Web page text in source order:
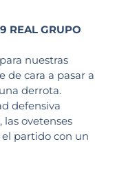
REAL GRUPO
nuestras
de cara a pasar a
derrota.
defensiva
ovetenses
partido con un